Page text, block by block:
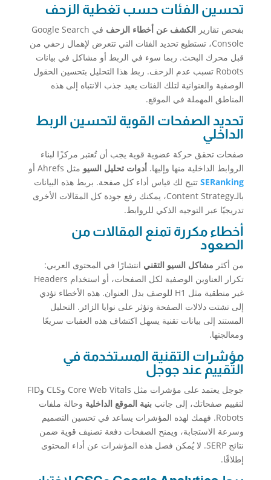
تحسين الفئات حسب تغطية الزحف
بفحص تقارير الكشف عن أخطاء الزحف
في Google Search
Console، تستطيع تحديد الفئات التي تتعرض لإهمال زحفي من
قبل محرك البحث. ربما سوء في الربط أو مشاكل في بيانات
Robots تسبب عدم الزحف. ربط هذا التحليل بتحسين الحقول
الوصفية والعنوانية لتلك الفئات يعيد جذب الانتباه إلى هذه
المناطق المهملة في الموقع.
تحديد الصفحات القوية لتحسين الربط
الداخلي
صفحات تحقق حركة عضوية قوية يجب أن تُعتبر مركزًا لبناء
الروابط الداخلية منها وإليها. أدوات تحليل السيو مثل Ahrefs أو
SERankingتتيح لك قياس أداء كل صفحة. بربط هذه البيانات
بالـContent Strategy، يمكنك رفع جودة كل المقالات الأخرى
تدريجيًا عبر التوجيه الذكي للروابط.
أخطاء مكررة تمنع المقالات من
الصعود
من أكثر مشاكل السيو التقني انتشارًا في المحتوى العربي:
تكرار العناوين الوصفية لكل الصفحات، أو استخدام Headers
غير منطقية مثل H1 للوصف بدل العنوان. هذه الأخطاء تؤدي
إلى تشتت دلالات الصفحة وتؤثر على نوايا الزائر. التحليل
المستند إلى بيانات تقنية يسهل اكتشاف هذه العقبات سريعًا
ومعالجتها.
مؤشرات التقنية المستخدمة في
التقييم عند جوجل
جوجل يعتمد على مؤشرات مثل Core Web Vitals وCLS وFID
لتقييم صفحاتك، إلى جانب بنية الموقع الداخلية وحالة ملفات
Robots. فهمك لهذه المؤشرات يساعد في تحسين التصميم
وسرعة الاستجابة، ويمنح الصفحات دفعة تصنيف قوية ضمن
نتائج SERP. لا يُمكن فصل هذه المؤشرات عن أداء المحتوى
إطلاقًا.